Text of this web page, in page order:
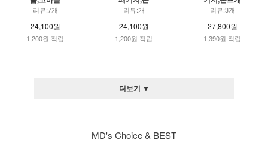
리뷰:7개
24,100원
1,200원 적립
리뷰:개
24,100원
1,200원 적립
리뷰:3개
27,800원
1,390원 적립
더보기 ▼
MD's Choice & BEST